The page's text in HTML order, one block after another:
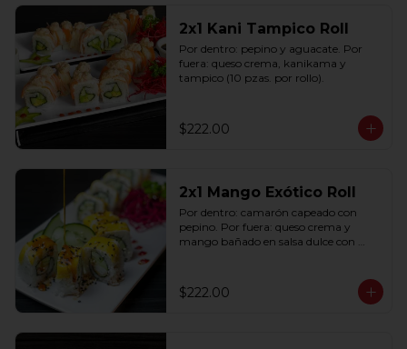
2x1 Kani Tampico Roll
Por dentro: pepino y aguacate. Por
fuera: queso crema, kanikama y
tampico (10 pzas. por rollo).
$222.00
2x1 Mango Exótico Roll
Por dentro: camarón capeado con
pepino. Por fuera: queso crema y
mango bañado en salsa dulce con
$222.00